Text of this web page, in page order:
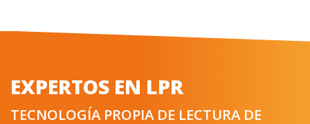
TECNOLOGÍA PROPIA DE LECTURA DE
MATRÍCULAS